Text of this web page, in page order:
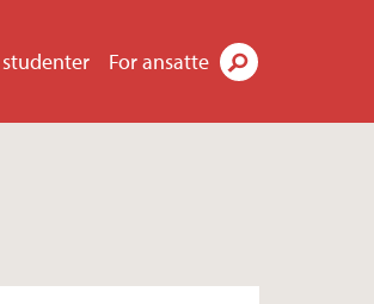
studenter For ansatte